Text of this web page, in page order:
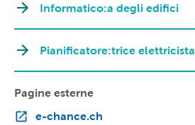
Informatico:a degli edifici
Pianificatore:trice elettricista
Pagine esterne
e-chance.ch